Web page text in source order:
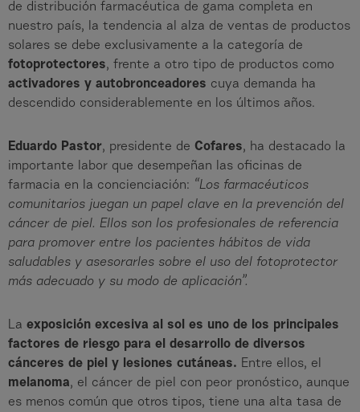
de distribución farmacéutica de gama completa en
nuestro país, la tendencia al alza de ventas de productos
solares se debe exclusivamente a la categoría de
fotoprotectores, frente a otro tipo de productos como
activadores y autobronceadores cuya demanda ha
descendido considerablemente en los últimos años.
Eduardo Pastor, presidente de Cofares, ha destacado la
importante labor que desempeñan las oficinas de
farmacia en la concienciación: “Los farmacéuticos
comunitarios juegan un papel clave en la prevención del
cáncer de piel. Ellos son los profesionales de referencia
para promover entre los pacientes hábitos de vida
saludables y asesorarles sobre el uso del fotoprotector
más adecuado y su modo de aplicación”.
La exposición excesiva al sol es uno de los principales
factores de riesgo para el desarrollo de diversos
cánceres de piel y lesiones cutáneas. Entre ellos, el
melanoma, el cáncer de piel con peor pronóstico, aunque
es menos común que otros tipos, tiene una alta tasa de